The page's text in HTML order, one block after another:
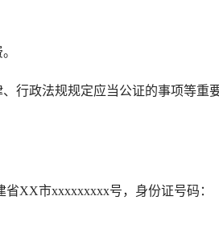
政法规规定应当公证的事项等重
XX市xxxxxxxxx号，身份证号码：